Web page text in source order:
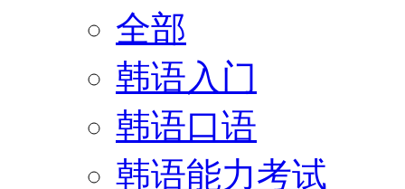
全部
韩语入门
韩语口语
韩语能力考试